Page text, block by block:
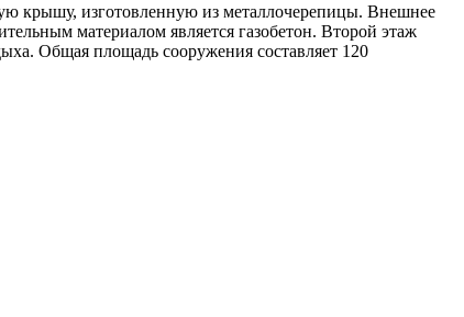
крышу, изготовленную из металлочерепицы. Внешнее
материалом является газобетон. Второй этаж
Общая площадь сооружения составляет 120